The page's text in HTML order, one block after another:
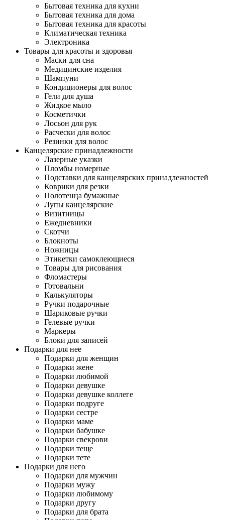
Бытовая техника для кухни
Бытовая техника для дома
Бытовая техника для красоты
Климатическая техника
Электроника
Товары для красоты и здоровья
Маски для сна
Медицинские изделия
Шампуни
Кондиционеры для волос
Гели для душа
Жидкое мыло
Косметички
Лосьон для рук
Расчески для волос
Резинки для волос
Канцелярские принадлежности
Лазерные указки
Пломбы номерные
Подставки для канцелярских принадлежностей
Коврики для резки
Полотенца бумажные
Лупы канцелярские
Визитницы
Ежедневники
Скотчи
Блокноты
Ножницы
Этикетки самоклеющиеся
Товары для рисования
Фломастеры
Готовальни
Калькуляторы
Ручки подарочные
Шариковые ручки
Гелевые ручки
Маркеры
Блоки для записей
Подарки для нее
Подарки для женщин
Подарки жене
Подарки любимой
Подарки девушке
Подарки девушке коллеге
Подарки подруге
Подарки сестре
Подарки маме
Подарки бабушке
Подарки свекрови
Подарки теще
Подарки тете
Подарки для него
Подарки для мужчин
Подарки мужу
Подарки любимому
Подарки другу
Подарки для брата